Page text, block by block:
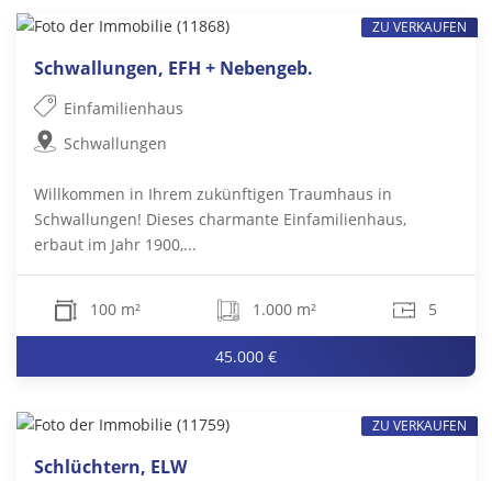
Schwallungen, EFH + Nebengeb.
Einfamilienhaus
Schwallungen
Willkommen in Ihrem zukünftigen Traumhaus in
Schwallungen! Dieses charmante Einfamilienhaus,
erbaut im Jahr 1900,...
100 m² 1.000 m² 5
45.000 €
ZU VERKAUFEN
Schlüchtern, ELW
ZU VERKAUFEN